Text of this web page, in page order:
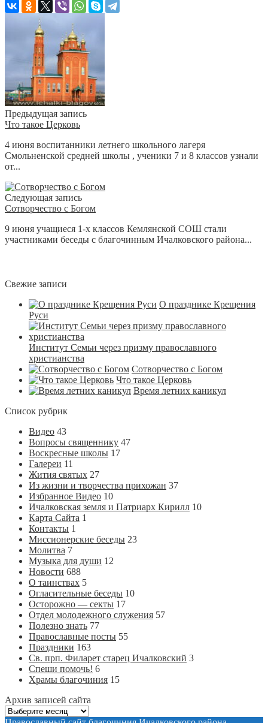
Предыдущая запись
Что такое Церковь
4 июня воспитанники летнего школьного лагеря
Смольненской средней школы , ученики 7 и 8 классов узнали
от...
Следующая запись
Сотворчество с Богом
9 июня учащиеся 1-х классов Кемлянской СОШ стали
участниками беседы с благочинным Ичалковского района...
Свежие записи
О празднике Крещения
Руси
Институт Семьи через призму православного
христианства
Сотворчество с Богом
Что такое Церковь
Время летних каникул
Список рубрик
Видео 43
Вопросы священнику 47
Воскресные школы 17
Галереи 11
Жития святых 27
Из жизни и творчества прихожан 37
Избранное Видео 10
Ичалковская земля и Патриарх Кирилл 10
Карта Сайта 1
Контакты 1
Миссионерские беседы 23
Молитва 7
Музыка для души 12
Новости 688
О таинствах 5
Огласительные беседы 10
Осторожно — секты 17
Отдел молодежного служения 57
Полезно знать 77
Православные посты 55
Праздники 163
Св. прп. Филарет старец Ичалковский 3
Спеши помочь! 6
Храмы благочиния 15
Архив записей сайта
Архив
записей